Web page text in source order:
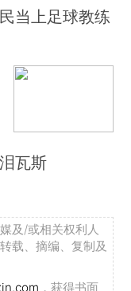
当上足球教练
瓦斯
及/或相关权利人
载、摘编、复制及
，获得书面